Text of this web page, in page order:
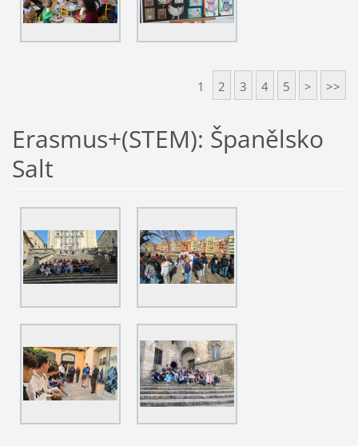
1 2 3 4 5 > >>
Erasmus+(STEM): Španělsko
Salt